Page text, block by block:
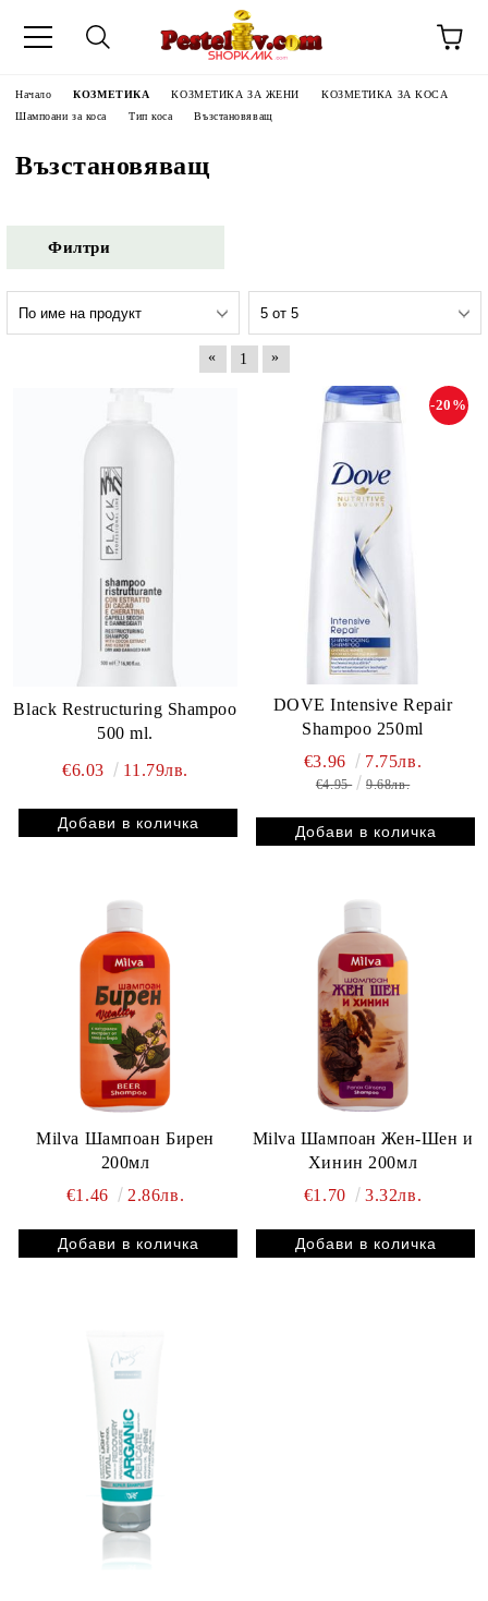
Начало КОЗМЕТИКА КОЗМЕТИКА ЗА ЖЕНИ
КОЗМЕТИКА ЗА КОСА
Шампоани за коса
Тип коса Възстановяващ
Възстановяващ
Филтри
« 1 »
Black Restructuring Shampoo
500 ml.
€6.03
11.79лв.
DOVE Intensive Repair
Shampoo 250ml
-20%
€3.96 7.75лв.
€4.95 9.68лв.
Milva Шампоан Бирен
200мл
€1.46
2.86лв.
Milva Шампоан Жен-Шен и
Хинин 200мл
€1.70
3.32лв.